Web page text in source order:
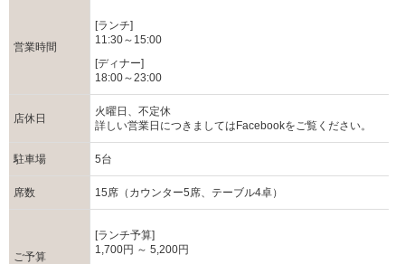
営業時間
[ランチ]
11:30～15:00
[ディナー]
18:00～23:00
店休日
火曜日、不定休
詳しい営業日につきましてはFacebookをご覧ください。
駐車場 5台
席数 15席（カウンター5席、テーブル4卓）
ご予算
[ランチ予算]
1,700円 ～ 5,200円